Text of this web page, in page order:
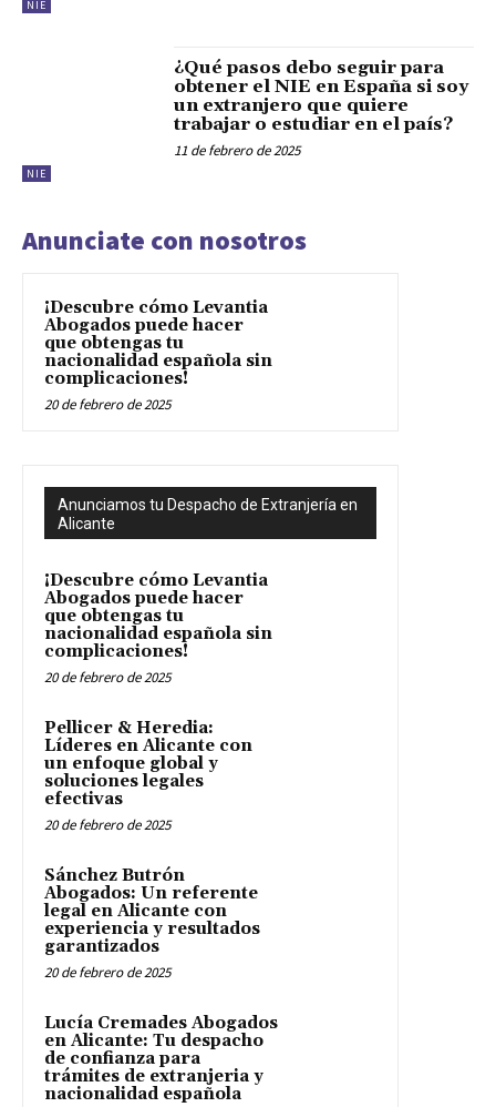
NIE
NIE
¿Qué pasos debo seguir para
obtener el NIE en España si soy
un extranjero que quiere
trabajar o estudiar en el país?
11 de febrero de 2025
Anunciate con nosotros
¡Descubre cómo Levantia
Abogados puede hacer
que obtengas tu
nacionalidad española sin
complicaciones!
20 de febrero de 2025
Anunciamos tu Despacho de Extranjería en
Alicante
¡Descubre cómo Levantia
Abogados puede hacer
que obtengas tu
nacionalidad española sin
complicaciones!
20 de febrero de 2025
Pellicer & Heredia:
Líderes en Alicante con
un enfoque global y
soluciones legales
efectivas
20 de febrero de 2025
Sánchez Butrón
Abogados: Un referente
legal en Alicante con
experiencia y resultados
garantizados
20 de febrero de 2025
Lucía Cremades Abogados
en Alicante: Tu despacho
de confianza para
trámites de extranjeria y
nacionalidad española